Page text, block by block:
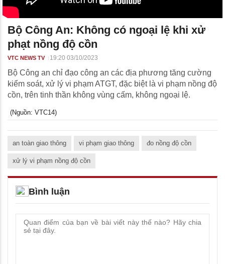
Bộ Công An: Không có ngoại lệ khi xử
phạt nồng độ cồn
VTC NEWS TV 19:20 03/10/2023
Bộ Công an chỉ đạo công an các địa phương tăng cường
kiểm soát, xử lý vi phạm ATGT, đặc biệt là vi phạm nồng độ
cồn, trên tinh thần không vùng cấm, không ngoại lệ.
(Nguồn: VTC14)
an toàn giao thông vi phạm giao thông đo nồng độ cồn
xử lý vi phạm nồng độ cồn
Bình luận